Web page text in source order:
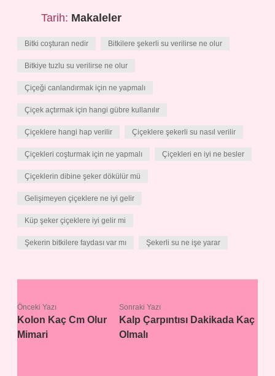
Tarih: Makaleler
Bitki coşturan nedir Bitkilere şekerli su verilirse ne olur
Bitkiye tuzlu su verilirse ne olur
Çiçeği canlandırmak için ne yapmalı
Çiçek açtırmak için hangi gübre kullanılır
Çiçeklere hangi hap verilir Çiçeklere şekerli su nasıl verilir
Çiçekleri coşturmak için ne yapmalı Çiçekleri en iyi ne besler
Çiçeklerin dibine şeker dökülür mü
Gelişimeyen çiçeklere ne iyi gelir
Küp şeker çiçeklere iyi gelir mi
Şekerin bitkilere faydası var mı Şekerli su ne işe yarar
Önceki Yazı
Kolon Kaç Cm Olur
Mimari
Sonraki Yazı
Kalp Çarpıntısı Dakikada Kaç
Olmalı